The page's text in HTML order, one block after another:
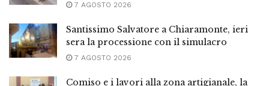
7 AGOSTO 2026
Santissimo Salvatore a Chiaramonte, ieri
sera la processione con il simulacro
7 AGOSTO 2026
Comiso e i lavori alla zona artigianale, la